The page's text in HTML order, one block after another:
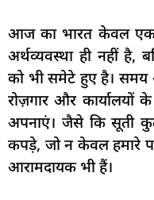
आज का भारत केवल एक
अर्थव्यवस्था ही नहीं है,
को भी समेटे हुए है। समय
रोज़गार और कार्यालयों
अपनाएं। जैसे कि सूती
कपड़े, जो न केवल हमारे
आरामदायक भी हैं।